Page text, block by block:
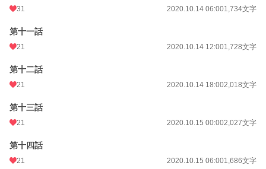
31 2020.10.14 06:001,734文字
第十一話
21 2020.10.14 12:001,728文字
第十二話
21 2020.10.14 18:002,018文字
第十三話
21 2020.10.15 00:002,027文字
第十四話
21 2020.10.15 06:001,686文字